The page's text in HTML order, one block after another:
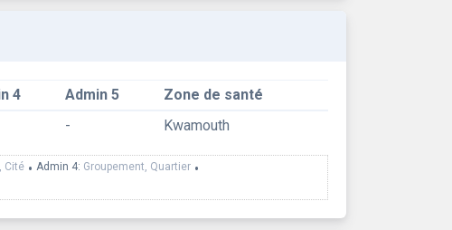
4 Admin 5
Zone de santé
- Kwamouth
Cité • Admin 4: Groupement, Quartier •